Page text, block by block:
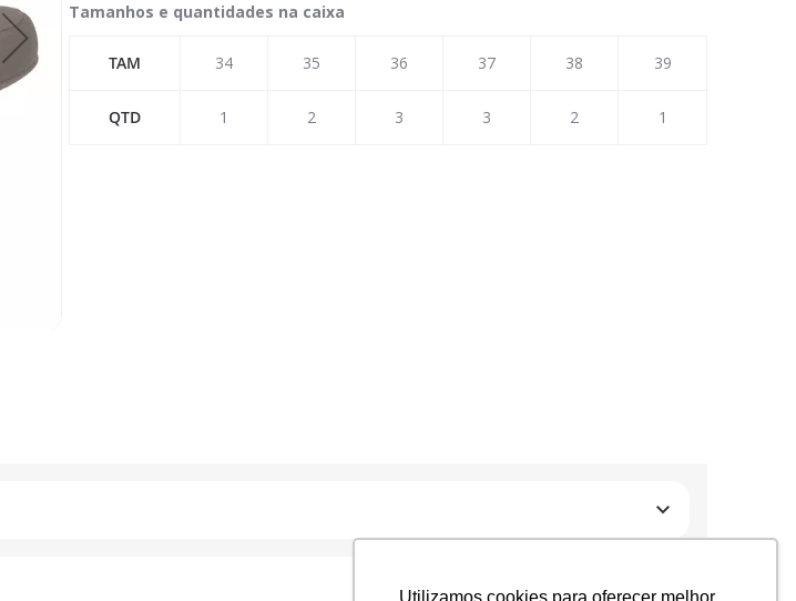
Utilizamos cookies para oferecer melhor
Tamanhos e quantidades na caixa
TAM 34 35 36 37 38 39
QTD 1 2 3 3 2 1